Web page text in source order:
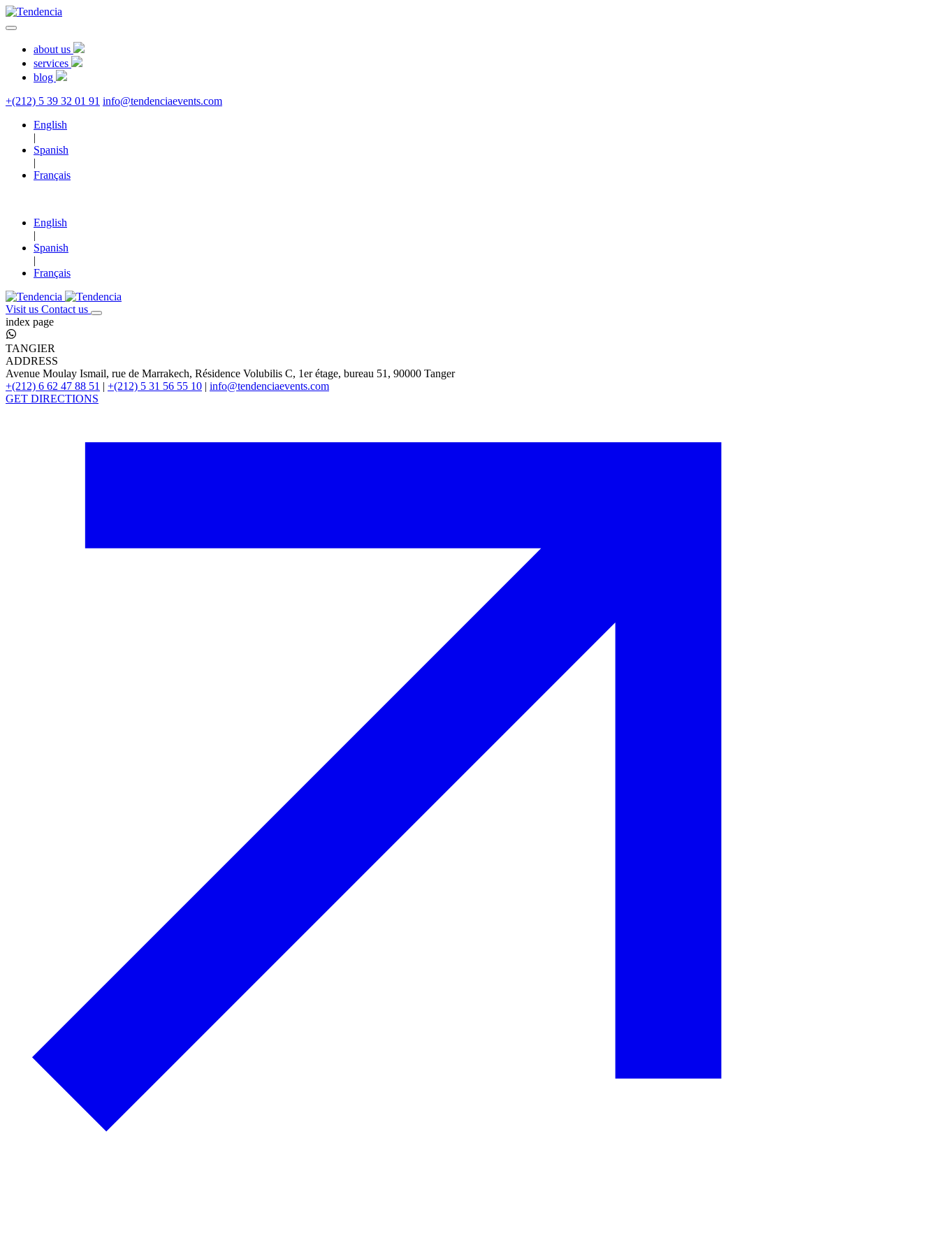
about us
services
blog
+(212) 5 39 32 01 91 info@tendenciaevents.com
English
|
Spanish
|
Français
English
|
Spanish
|
Français
Visit us Contact us
index page
TANGIER
ADDRESS
Avenue Moulay Ismail, rue de Marrakech, Résidence Volubilis C, 1er étage, bureau 51, 90000 Tanger
+(212) 6 62 47 88 51 | +(212) 5 31 56 55 10 | info@tendenciaevents.com
GET DIRECTIONS